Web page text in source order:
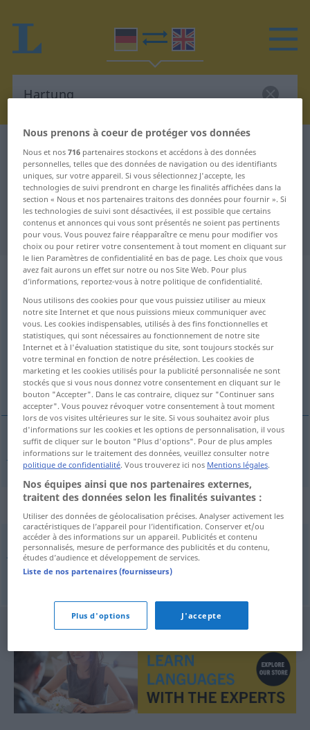
Dictionnaire Allemand-Anglais Hartung
Traduction Allemand-Anglais de
"Hartung"
"Hartung" - traduction Anglais
„Hartung“: Maskulinum
Hartung [ˈhartʊŋ]m < Hartungs;Hartunge> OBS
Vue d'ensemble de toutes les traductions
(Pour plus d'informations, cliquez sur/touchez la traduction)
January
January Hartung
Synonymes de "Hartung"
Januar (Hauptform),Jänner (österr.)
Nous prenons à coeur de protéger vos données
Nous et nos716 partenaires stockons et accédons à des données
personnelles, telles que des données de navigation ou des identifiants
uniques, sur votre appareil. Si vous sélectionnez J'accepte, les
technologies de suivi prendront en charge les finalités affichées dans la
section « Nous et nos partenaires traitons des données pour fournir ». Si
les technologies de suivi sont désactivées, il est possible que certains
contenus et annonces qui vous sont présentés ne soient pas pertinents
pour vous. Vous pouvez faire réapparaître ce menu pour modifier vos
choix ou pour retirer votre consentement à tout moment en cliquant sur
le lien Paramètres de confidentialité en bas de page. Les choix que vous
avez fait aurons un effet sur notre ou nos Site Web. Pour plus
d’informations, reportez-vous à notre politique de confidentialité.
Nous utilisons des cookies pour que vous puissiez utiliser au mieux
notre site Internet et que nous puissions mieux communiquer avec
vous. Les cookies indispensables, utilisés à des fins fonctionnelles et
statistiques, qui sont nécessaires au fonctionnement de notre site
Internet et à l'évaluation statistique du site, sont toujours stockés sur
votre terminal en fonction de notre présélection. Les cookies de
marketing et les cookies utilisés pour la publicité personnalisée ne sont
stockés que si vous nous donnez votre consentement en cliquant sur le
bouton "Accepter". Dans le cas contraire, cliquez sur "Continuer sans
accepter". Vous pouvez révoquer votre consentement à tout moment
lors de vos visites ultérieures sur le site. Si vous souhaitez avoir plus
d'informations sur les cookies et les options de personnalisation, il vous
suffit de cliquer sur le bouton "Plus d'options". Pour de plus amples
informations sur le traitement des données, veuillez consulter notre
politique de confidentialité. Vous trouverez ici nos Mentions légales.
Nos équipes ainsi que nos partenaires externes,
traitent des données selon les finalités suivantes :
Utiliser des données de géolocalisation précises. Analyser activement les
caractéristiques de l’appareil pour l’identification. Conserver et/ou
accéder à des informations sur un appareil. Publicités et contenu
personnalisés, mesure de performance des publicités et du contenu,
études d’audience et développement de services.
Liste de nos partenaires (fournisseurs)
Plus d'options J'accepte